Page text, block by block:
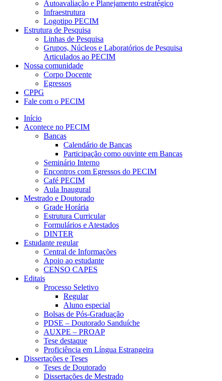
Autoavaliação e Planejamento estratégico
Infraestrutura
Logotipo PECIM
Estrutura de Pesquisa
Linhas de Pesquisa
Grupos, Núcleos e Laboratórios de Pesquisa
Articulados ao PECIM
Nossa comunidade
Corpo Docente
Egressos
CPPG
Fale com o PECIM
Início
Acontece no PECIM
Bancas
Calendário de Bancas
Participação como ouvinte em Bancas
Seminário Interno
Encontros com Egressos do PECIM
Café PECIM
Aula Inaugural
Mestrado e Doutorado
Grade Horária
Estrutura Curricular
Formulários e Atestados
DINTER
Estudante regular
Central de Informações
Apoio ao estudante
CENSO CAPES
Editais
Processo Seletivo
Regular
Aluno especial
Bolsas de Pós-Graduação
PDSE – Doutorado Sanduíche
AUXPE – PROAP
Tese destaque
Proficiência em Língua Estrangeira
Dissertações e Teses
Teses de Doutorado
Dissertações de Mestrado